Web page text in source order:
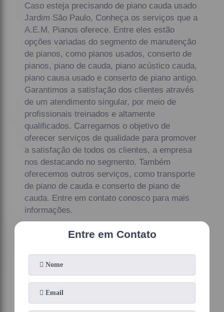
Caso esteja precisando de piano cauda usado
Jardim São Paulo, Conheça os serviços que a
A.E.M. Pianos oferece. Entre eles estão
opções variadas do segmento de manutenção
de pianos, como pianos usados, conserto de
pianos, piano de cauda, piano acústico cauda,
piano causa usado e conserto de piano antigo.
Garantimos a satisfação dos clientes através
de um atendimento singular, por meio de
profissionais treinados e altamente
qualificados. Carregamos o objetivo de
oferecer serviços de qualidade para promover
a satisfação de todos os clientes, a empresa
nos destacando no segmento. Também
oferecemos outros serviços, como transporte
de piano de cauda e conserto de piano de
cauda. Entre em contato conosco para mais
informações.
Entre em Contato